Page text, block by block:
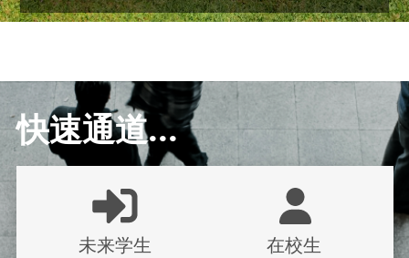
查看所有活动
查看所有新闻
Immagine
快速通道...
Naviga le aree tematiche
未来学生 在校生